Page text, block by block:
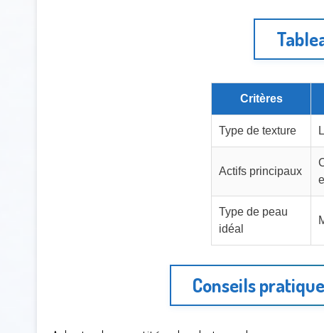
Critères
Type de texture
Actifs principaux
Type de peau
idéal
Conseils